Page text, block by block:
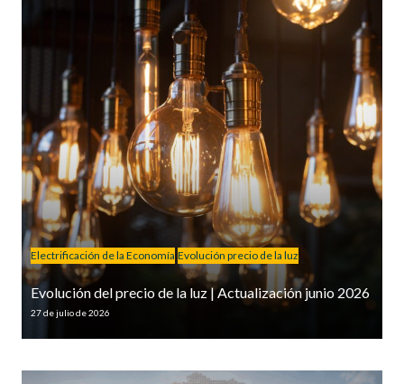
Electrificación de la Economía Evolución precio de la luz
Evolución del precio de la luz | Actualización junio 2026
27 de julio de 2026